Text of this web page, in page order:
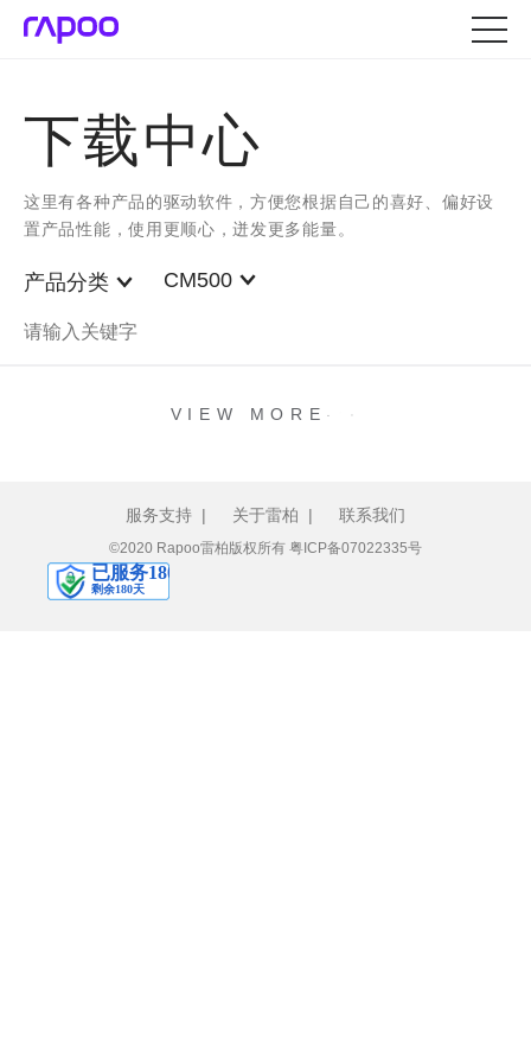
下载中心
这里有各种产品的驱动软件，方便您根据自己的喜好、偏好设
置产品性能，使用更顺心，迸发更多能量。
产品分类 CM500
VIEW MORE . .
服务支持 | 关于雷柏 | 联系我们
©2020 Rapoo雷柏版权所有 粤ICP备07022335号